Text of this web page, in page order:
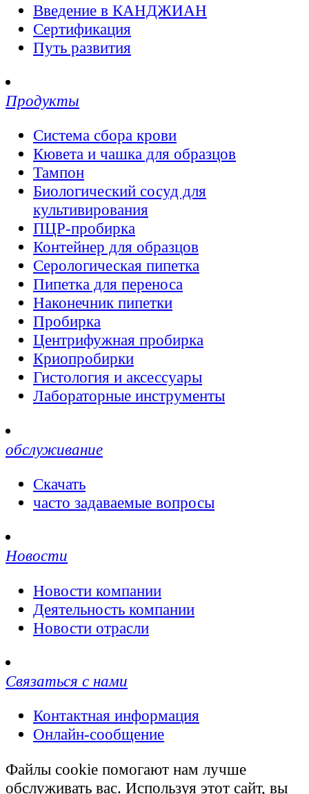
Введение в КАНДЖИАН
Сертификация
Путь развития
Продукты
Система сбора крови
Кювета и чашка для образцов
Тампон
Биологический сосуд для
культивирования
ПЦР-пробирка
Контейнер для образцов
Серологическая пипетка
Пипетка для переноса
Наконечник пипетки
Пробирка
Центрифужная пробирка
Криопробирки
Гистология и аксессуары
Лабораторные инструменты
обслуживание
Скачать
часто задаваемые вопросы
Новости
Новости компании
Деятельность компании
Новости отрасли
Связаться с нами
Контактная информация
Онлайн-сообщение
Файлы cookie помогают нам лучше
обслуживать вас. Используя этот сайт, вы